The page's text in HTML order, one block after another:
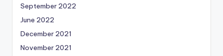
September 2022
June 2022
December 2021
November 2021